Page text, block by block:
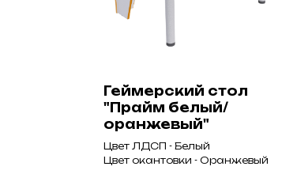
Геймерский стол
"Прайм белый/
оранжевый"
Цвет ЛДСП - Белый
Цвет окантовки - Оранжевый